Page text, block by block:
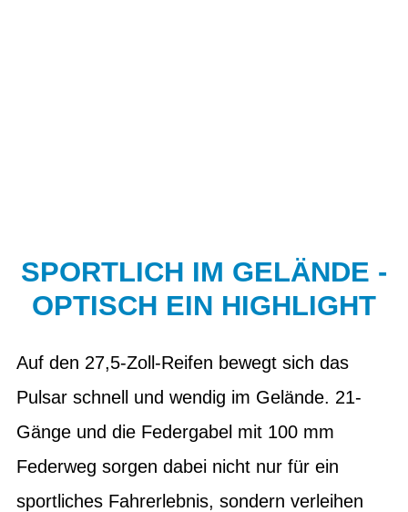
SPORTLICH IM GELÄNDE -
OPTISCH EIN HIGHLIGHT
Auf den 27,5-Zoll-Reifen bewegt sich das
Pulsar schnell und wendig im Gelände. 21-
Gänge und die Federgabel mit 100 mm
Federweg sorgen dabei nicht nur für ein
sportliches Fahrerlebnis, sondern verleihen